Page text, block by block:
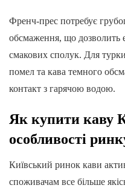
Френч-прес потребує
обсмаження, що дозволить
смакових сполук. Для
помел та кава темного
контакт з гарячою водою.
Як купити каву
особливості
Київський ринок кави
споживачам все більше